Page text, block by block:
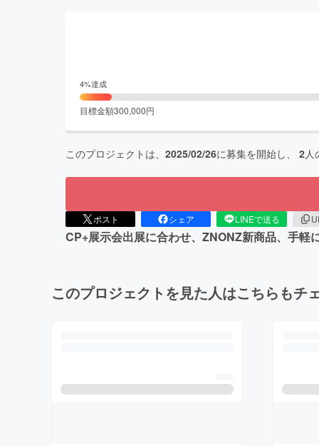
4%達成
目標金額300,000円
このプロジェクトは、 2025/02/26に募集を開始し、 2人
ポスト シェア LINEで送る
CP+展示会出展に合わせ、ZNONZ新商品、手
このプロジェクトを見た人はこちらもチ